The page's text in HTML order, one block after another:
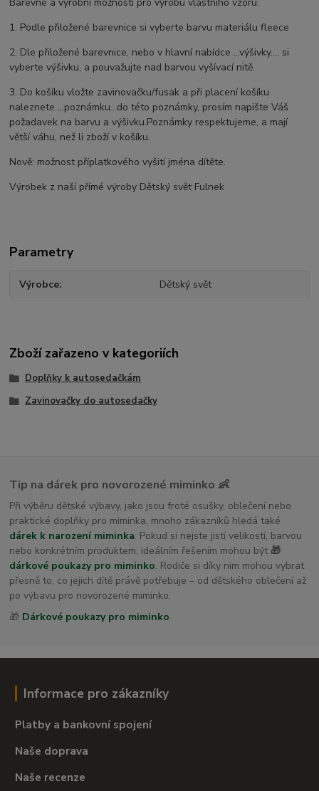
1. Podle přiložené barevnice si vyberte barvu materiálu fleece
2. Dle přiložené barevnice, nebo v hlavní nabídce ...výšivky.... si
vyberte výšivku, a pouvažujte nad barvou vyšívací nitě.
3. Do košíku vložte zavinovačku/fusak a při placení košíku
naleznete ...poznámku...do této poznámky, prosím napište Váš
požadavek na barvu a výšivku.Poznámky respektujeme, a mají
větší váhu, než li zboží v košíku.
Nově: možnost příplatkového vyšití jména dítěte.
Výrobek z naší přímé výroby Dětský svět Fulnek
Parametry
Výrobce Dětský svět
Zboží zařazeno v kategoriích
Doplňky k autosedačkám
Zavinovačky do autosedačky
Tip na dárek pro novorozené miminko 👶
Při výběru dětské výbavy, jako jsou froté osušky, oblečení nebo
praktické doplňky pro miminka, mnoho zákazníků hledá také
dárek k narození miminka. Pokud si nejste jistí velikostí, barvou
nebo konkrétním produktem, ideálním řešením mohou být 🎁
dárkové poukazy pro miminko. Rodiče si díky nim mohou vybrat
přesně to, co jejich dítě právě potřebuje – od dětského oblečení až
po výbavu pro novorozené miminko.
🎁 Dárkové poukazy pro miminko
Informace pro zákazníky
Platby a bankovní spojení
Naše doprava
Naše recenze